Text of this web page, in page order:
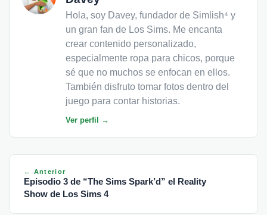
Hola, soy Davey, fundador de Simlish⁴ y
un gran fan de Los Sims. Me encanta
crear contenido personalizado,
especialmente ropa para chicos, porque
sé que no muchos se enfocan en ellos.
También disfruto tomar fotos dentro del
juego para contar historias.
Ver perfil →
← Anterior
Episodio 3 de “The Sims Spark’d” el Reality
Show de Los Sims 4